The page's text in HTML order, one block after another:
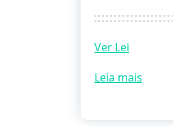
Ver Lei
Leia mais